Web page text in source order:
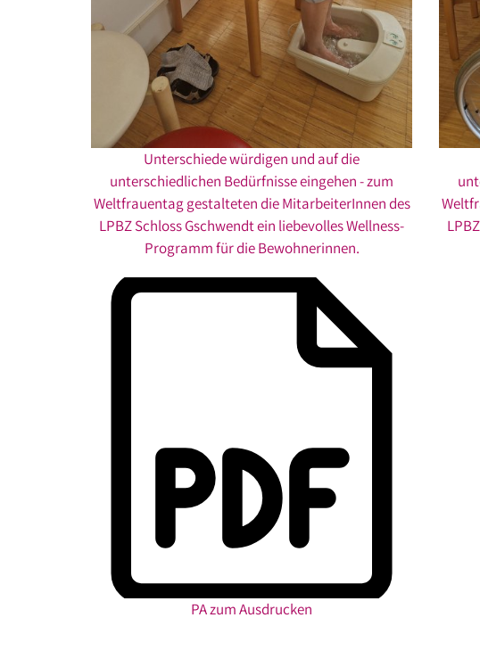
Unterschiede würdigen und auf die
unterschiedlichen Bedürfnisse eingehen - zum
Weltfrauentag gestalteten die MitarbeiterInnen des
LPBZ Schloss Gschwendt ein liebevolles Wellness-
Programm für die Bewohnerinnen.
PA zum Ausdrucken